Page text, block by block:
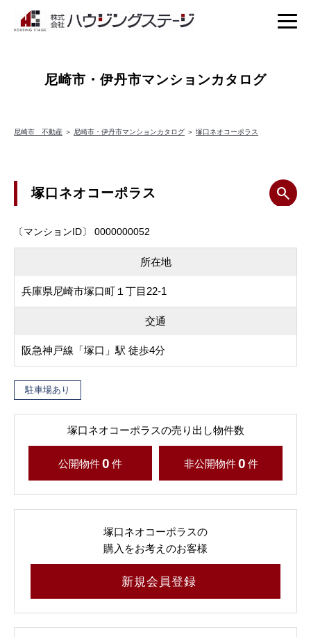
尼崎市・伊丹市マンションカタログ
尼崎市 不動産 ＞ 尼崎市・伊丹市マンションカタログ ＞ 塚口ネオコーポラス
塚口ネオコーポラス
〔マンションID〕 0000000052
所在地
兵庫県尼崎市塚口町１丁目22-1
交通
阪急神戸線「塚口」駅 徒歩4分
駐車場あり
塚口ネオコーポラスの売り出し物件数
公開物件0 件 非公開物件 0 件
塚口ネオコーポラスの
購入をお考えのお客様
新規会員登録